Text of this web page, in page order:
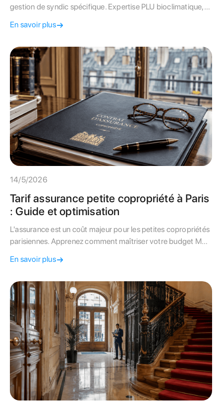
gestion de syndic spécifique. Expertise PLU bioclimatique,
copropriété.
En savoir plus
14/5/2026
Tarif assurance petite copropriété à Paris
: Guide et optimisation
L'assurance est un coût majeur pour les petites copropriétés
parisiennes. Apprenez comment maîtriser votre budget MRI
En savoir plus